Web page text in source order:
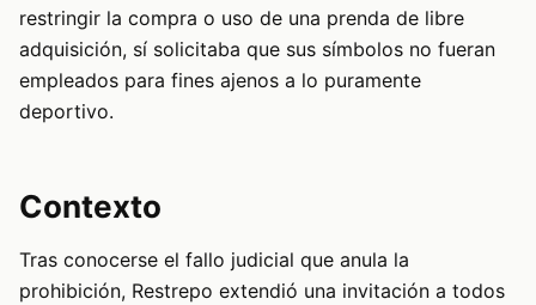
restringir la compra o uso de una prenda de libre
adquisición, sí solicitaba que sus símbolos no fueran
empleados para fines ajenos a lo puramente
deportivo.
Contexto
Tras conocerse el fallo judicial que anula la
prohibición, Restrepo extendió una invitación a todos